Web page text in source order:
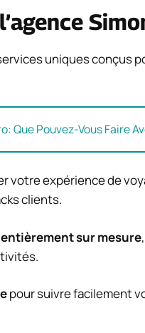
uniques conçus
Que Pouvez-Vous Faire
votre expérience de
clients.
sur mesure
pour suivre facilement